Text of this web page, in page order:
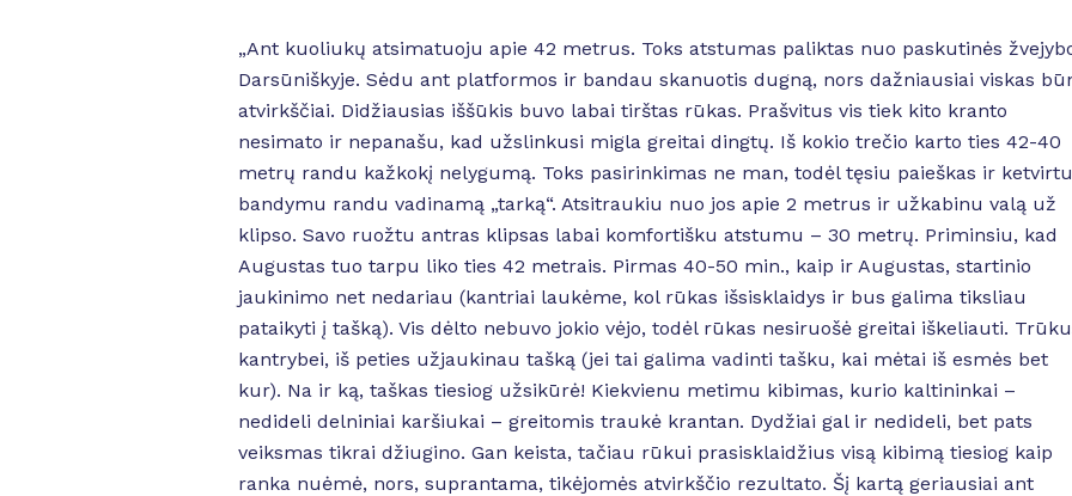
„Ant kuoliukų atsimatuoju apie 42 metrus. Toks atstumas paliktas nuo paskutinės
Darsūniškyje. Sėdu ant platformos ir bandau skanuotis dugną, nors dažniausiai viskas
atvirkščiai. Didžiausias iššūkis buvo labai tirštas rūkas. Prašvitus vis tiek kito kranto
nesimato ir nepanašu, kad užslinkusi migla greitai dingtų. Iš kokio trečio karto ties 42-40
metrų randu kažkokį nelygumą. Toks pasirinkimas ne man, todėl tęsiu paieškas ir ketvirtu
bandymu randu vadinamą „tarką“. Atsitraukiu nuo jos apie 2 metrus ir užkabinu valą už
klipso. Savo ruožtu antras klipsas labai komfortišku atstumu – 30 metrų. Priminsiu, kad
Augustas tuo tarpu liko ties 42 metrais. Pirmas 40-50 min., kaip ir Augustas, startinio
jaukinimo net nedariau (kantriai laukėme, kol rūkas išsisklaidys ir bus galima tiksliau
pataikyti į tašką). Vis dėlto nebuvo jokio vėjo, todėl rūkas nesiruošė greitai iškeliauti.
kantrybei, iš peties užjaukinau tašką (jei tai galima vadinti tašku, kai mėtai iš esmės bet
kur). Na ir ką, taškas tiesiog užsikūrė! Kiekvienu metimu kibimas, kurio kaltininkai –
nedideli delniniai karšiukai – greitomis traukė krantan. Dydžiai gal ir nedideli, bet pats
veiksmas tikrai džiugino. Gan keista, tačiau rūkui prasisklaidžius visą kibimą tiesiog kaip
ranka nuėmė, nors, suprantama, tikėjomės atvirkščio rezultato. Šį kartą geriausiai ant